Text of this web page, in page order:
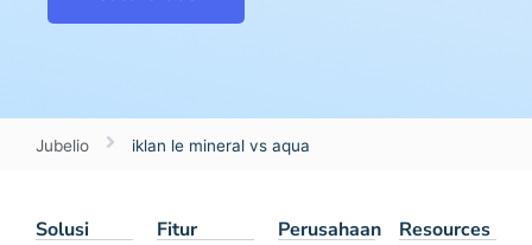
Jubelio iklan le mineral vs aqua
Solusi Fitur Perusahaan Resources